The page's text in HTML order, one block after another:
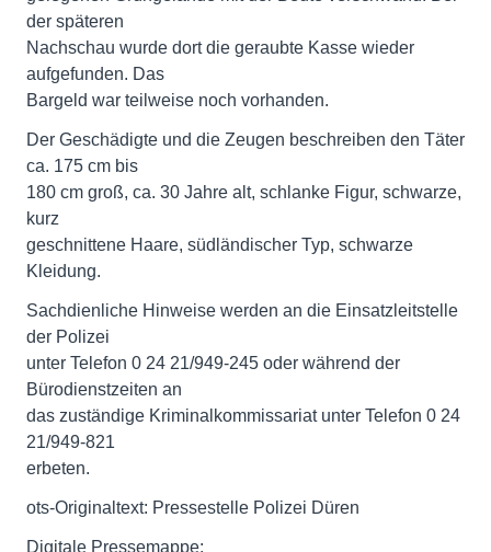
der späteren
Nachschau wurde dort die geraubte Kasse wieder
aufgefunden. Das
Bargeld war teilweise noch vorhanden.
Der Geschädigte und die Zeugen beschreiben den Täter
ca. 175 cm bis
180 cm groß, ca. 30 Jahre alt, schlanke Figur, schwarze,
kurz
geschnittene Haare, südländischer Typ, schwarze
Kleidung.
Sachdienliche Hinweise werden an die Einsatzleitstelle
der Polizei
unter Telefon 0 24 21/949-245 oder während der
Bürodienstzeiten an
das zuständige Kriminalkommissariat unter Telefon 0 24
21/949-821
erbeten.
ots-Originaltext: Pressestelle Polizei Düren